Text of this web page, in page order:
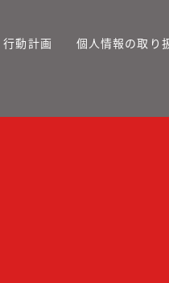
行動計画 個人情報の取り